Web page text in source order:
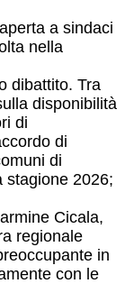
a sindaci
nella
dibattito. Tra
disponibilità
di
di
di
stagione 2026;
Cicala,
regionale
in
con le